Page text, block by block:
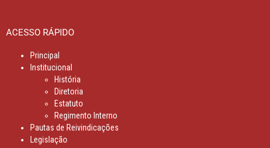
ACESSO RÁPIDO
Principal
Institucional
História
Diretoria
Estatuto
Regimento Interno
Pautas de Reivindicações
Legislação